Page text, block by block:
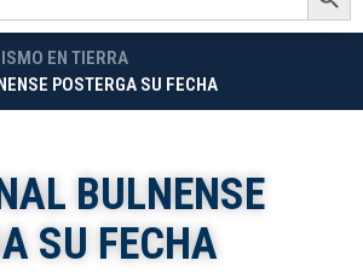
EN TIERRA
POSTERGA SU FECHA
BULNENSE
SU FECHA